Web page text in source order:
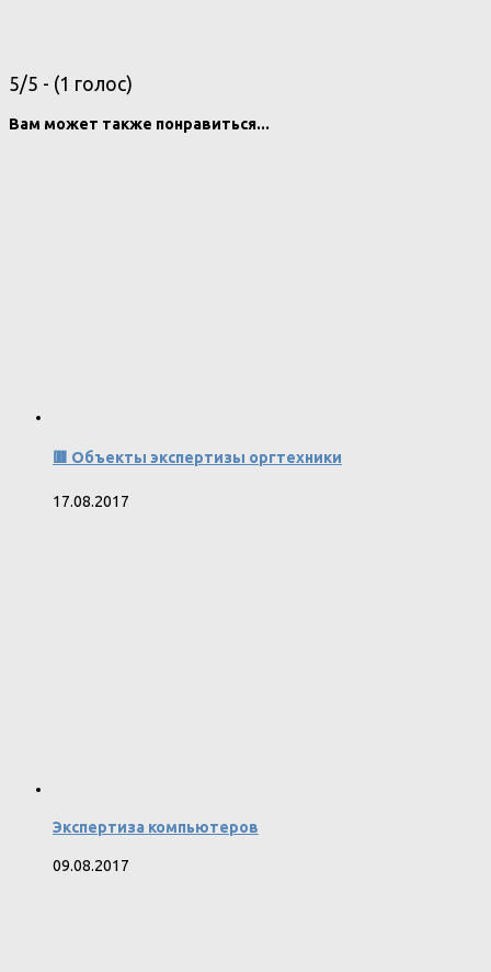
5/5 - (1 голос)
Вам может также понравиться...
🟥 Объекты экспертизы оргтехники
17.08.2017
Экспертиза компьютеров
09.08.2017